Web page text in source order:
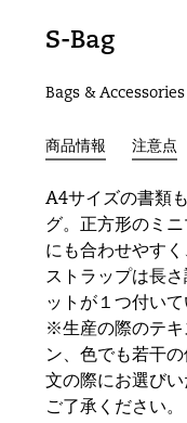
S-Bag
Bags & Accessories
商品情報 注意点
A4サイズの書類
グ。正方形のミ
にも合わせやす
ストラップは長
ットが１つ付いて
※生産の際のテキ
ン、色でも若干
文の際にお選び
ご了承ください。